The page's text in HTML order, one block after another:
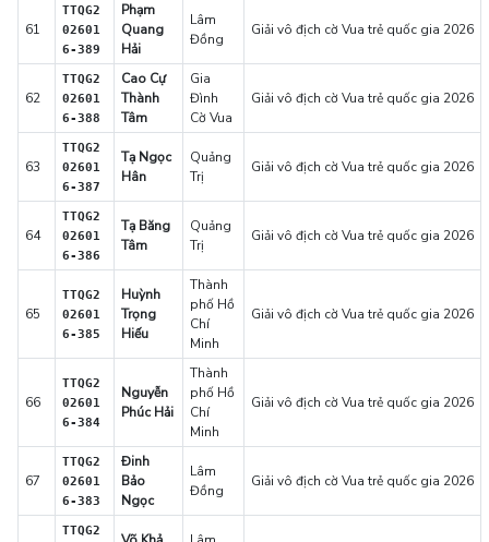
61
TTQG2
02601
6-389
Phạm
Quang
Hải
Lâm
Đồng
Giải vô địch cờ Vua trẻ quốc gia 2026
62
TTQG2
02601
6-388
Cao Cự
Thành
Tâm
Gia
Đình
Cờ Vua
Giải vô địch cờ Vua trẻ quốc gia 2026
63
TTQG2
02601
6-387
Tạ Ngọc
Hân
Quảng
Trị
Giải vô địch cờ Vua trẻ quốc gia 2026
64
TTQG2
02601
6-386
Tạ Băng
Tâm
Quảng
Trị
Giải vô địch cờ Vua trẻ quốc gia 2026
65
TTQG2
02601
6-385
Huỳnh
Trọng
Hiếu
Thành
phố Hồ
Chí
Minh
Giải vô địch cờ Vua trẻ quốc gia 2026
66
TTQG2
02601
6-384
Nguyễn
Phúc Hải
Thành
phố Hồ
Chí
Minh
Giải vô địch cờ Vua trẻ quốc gia 2026
67
TTQG2
02601
6-383
Đinh
Bảo
Ngọc
Lâm
Đồng
Giải vô địch cờ Vua trẻ quốc gia 2026
TTQG2